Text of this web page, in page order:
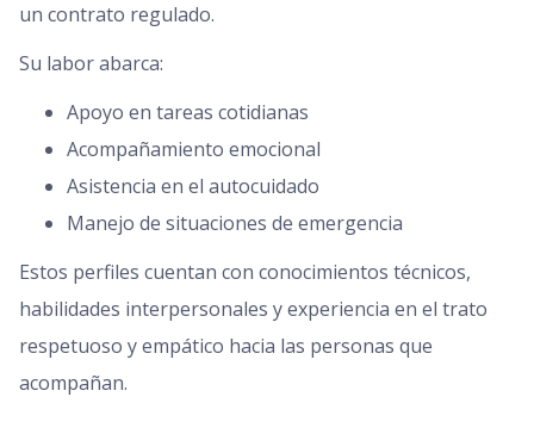
un contrato regulado.
Su labor abarca:
Apoyo en tareas cotidianas
Acompañamiento emocional
Asistencia en el autocuidado
Manejo de situaciones de emergencia
Estos perfiles cuentan con conocimientos técnicos,
habilidades interpersonales y experiencia en el trato
respetuoso y empático hacia las personas que
acompañan.